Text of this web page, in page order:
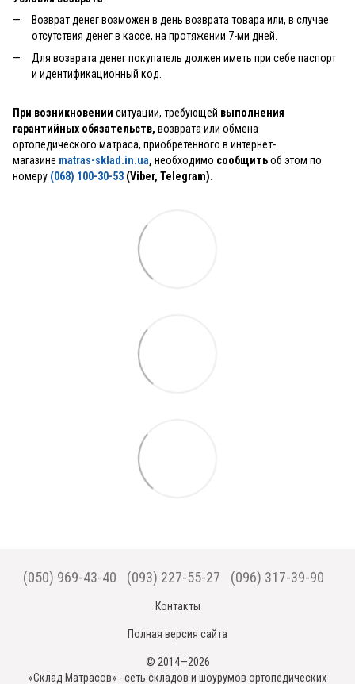
Возврат денег возможен в день возврата товара или, в случае
отсутствия денег в кассе, на протяжении 7-ми дней.
Для возврата денег покупатель должен иметь при себе паспорт
и идентификационный код.
При возникновении ситуации, требующей выполнения
гарантийных обязательств, возврата или обмена
ортопедического матраса, приобретенного в интернет-
магазине matras-sklad.in.ua, необходимо сообщитьоб этом по
номеру (068) 100-30-53 (Viber, Telegram).
(050) 969-43-40 (093) 227-55-27 (096) 317-39-90
Контакты
Полная версия сайта
© 2014—2026
«Склад Матрасов» - сеть складов и шоурумов ортопедических